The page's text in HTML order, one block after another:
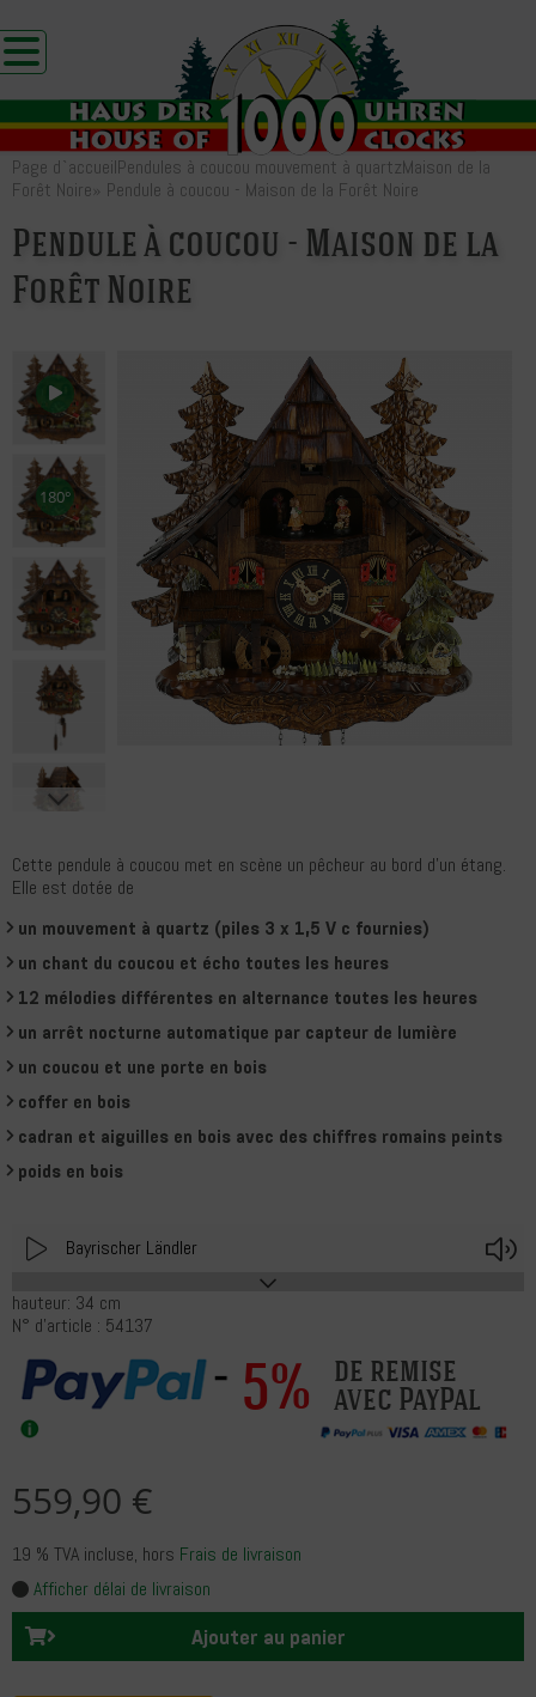
Page d`accueilPendules à coucou mouvement à quartzMaison de la
Forêt Noire» Pendule à coucou - Maison de la Forêt Noire
Pendule à coucou - Maison de la
Forêt Noire
Cette pendule à coucou met en scène un pêcheur au bord d'un étang.
Elle est dotée de
un mouvement à quartz (piles 3 x 1,5 V c fournies)
un chant du coucou et écho toutes les heures
12 mélodies différentes en alternance toutes les heures
un arrêt nocturne automatique par capteur de lumière
un coucou et une porte en bois
coffer en bois
cadran et aiguilles en bois avec des chiffres romains peints
poids en bois
Bayrischer Ländler
Play
hauteur: 34 cm
N° d'article : 54137
5% de remise
avec PayPal
559,90 €
19 % TVA incluse, hors Frais de livraison
Afficher délai de livraison
Ajouter au panier